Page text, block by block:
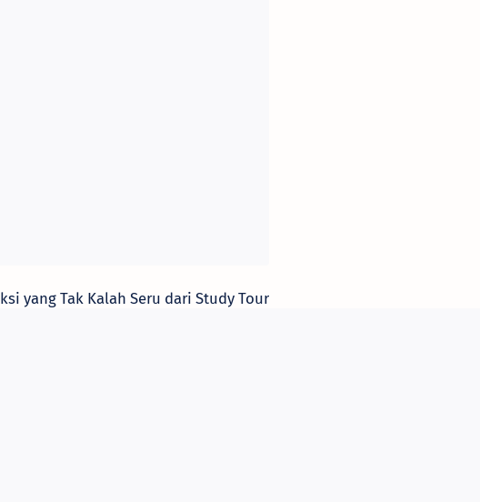
yang Tak Kalah Seru dari Study Tour